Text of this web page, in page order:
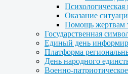
Оказание
Помощь жертвам
Государственная
Единый день
Платформа
День народного
Военно-